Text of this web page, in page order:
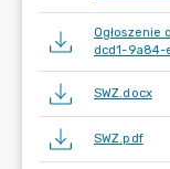
dcd1-9a84-
SWZ.docx
SWZ.pdf